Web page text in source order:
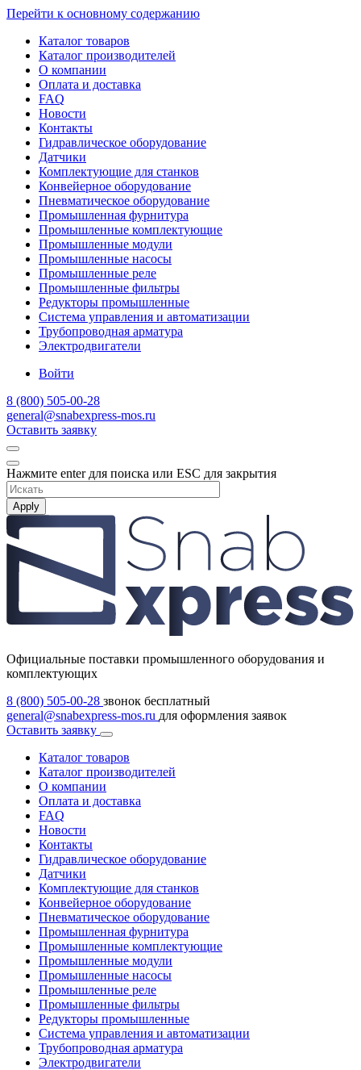
Перейти к основному содержанию
Каталог товаров
Каталог производителей
О компании
Оплата и доставка
FAQ
Новости
Контакты
Гидравлическое оборудование
Датчики
Комплектующие для станков
Конвейерное оборудование
Пневматическое оборудование
Промышленная фурнитура
Промышленные комплектующие
Промышленные модули
Промышленные насосы
Промышленные реле
Промышленные фильтры
Редукторы промышленные
Система управления и автоматизации
Трубопроводная арматура
Электродвигатели
Войти
8 (800) 505-00-28
general@snabexpress-mos.ru
Оставить заявку
Нажмите enter для поиска или ESC для закрытия
Apply
Официальные поставки промышленного оборудования и
комплектующих
8 (800) 505-00-28 звонок бесплатный
general@snabexpress-mos.ru для оформления заявок
Оставить заявку
Каталог товаров
Каталог производителей
О компании
Оплата и доставка
FAQ
Новости
Контакты
Гидравлическое оборудование
Датчики
Комплектующие для станков
Конвейерное оборудование
Пневматическое оборудование
Промышленная фурнитура
Промышленные комплектующие
Промышленные модули
Промышленные насосы
Промышленные реле
Промышленные фильтры
Редукторы промышленные
Система управления и автоматизации
Трубопроводная арматура
Электродвигатели